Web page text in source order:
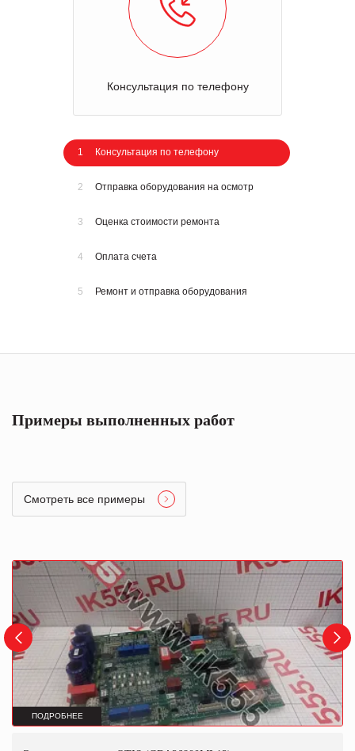
Консультация по телефону
1 Консультация по телефону
2 Отправка оборудования на осмотр
3 Оценка стоимости ремонта
4 Оплата счета
5 Ремонт и отправка оборудования
Примеры выполненных работ
Смотреть все примеры
ПОДРОБНЕЕ